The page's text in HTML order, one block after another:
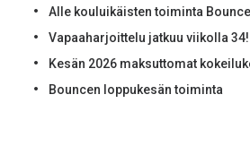
Alle kouluikäisten toiminta
Vapaaharjoittelu jatkuu viikolla 34!
Kesän 2026 maksuttomat
Bouncen loppukesän toiminta